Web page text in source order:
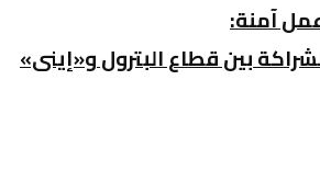
آمنة:
بين قطاع البترول و«إينى»